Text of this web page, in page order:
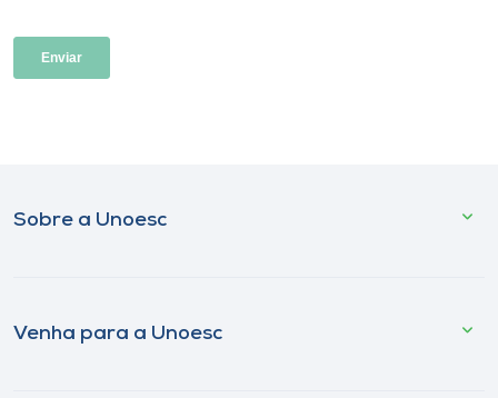
Sobre a Unoesc
Venha para a Unoesc